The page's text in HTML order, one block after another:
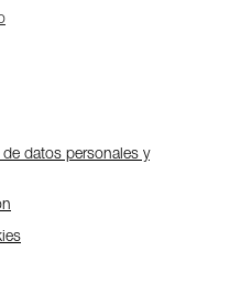
datos personales y